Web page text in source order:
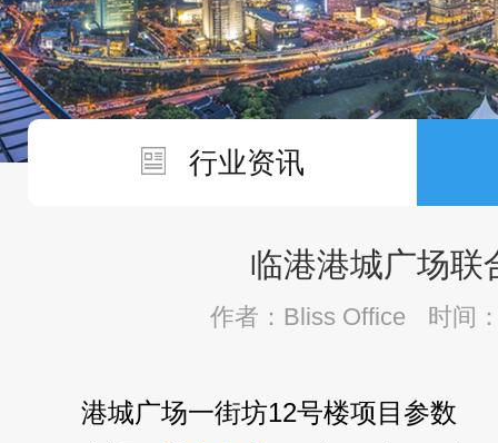
行业资讯
临港港城广场联
作者：Bliss Office 时间
港城广场一街坊12号楼项目参数